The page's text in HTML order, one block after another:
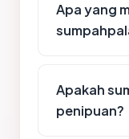
Apa yang
Apakah
penipuan?